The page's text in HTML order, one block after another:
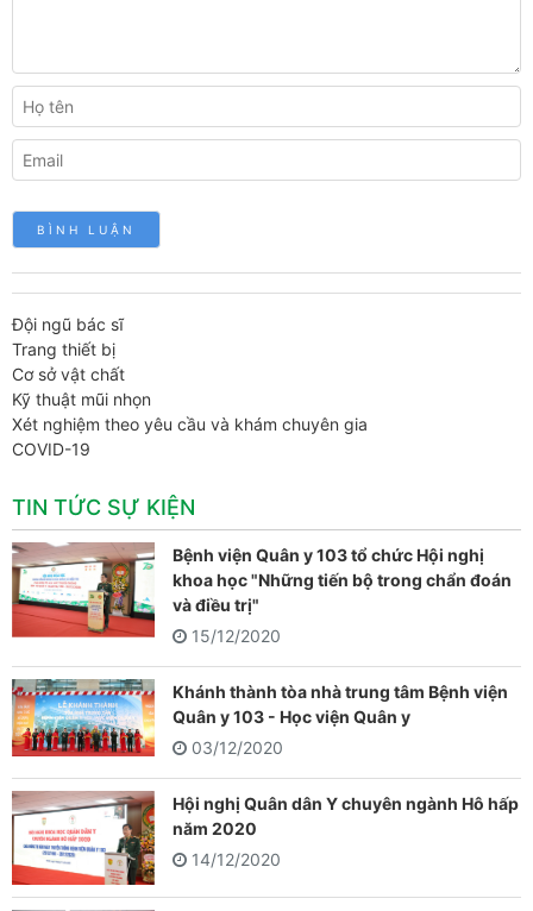
Đội ngũ bác sĩ
Trang thiết bị
Cơ sở vật chất
Kỹ thuật mũi nhọn
Xét nghiệm theo yêu cầu và khám chuyên gia
COVID-19
TIN TỨC SỰ KIỆN
Bệnh viện Quân y 103 tổ chức Hội nghị
khoa học "Những tiến bộ trong chẩn đoán
và điều trị"
15/12/2020
Khánh thành tòa nhà trung tâm Bệnh viện
Quân y 103 - Học viện Quân y
03/12/2020
Hội nghị Quân dân Y chuyên ngành Hô hấp
năm 2020
14/12/2020